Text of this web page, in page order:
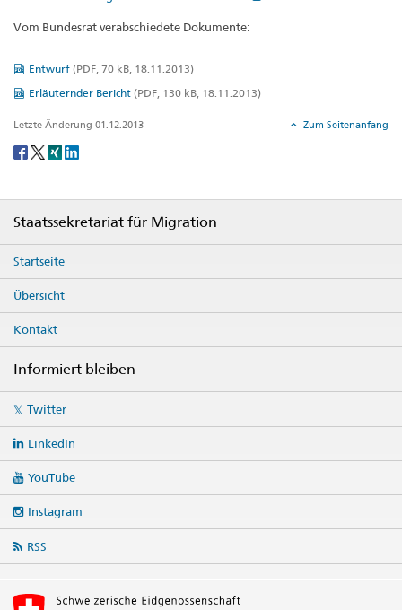
Vom Bundesrat verabschiedete Dokumente:
Entwurf (PDF, 70 kB, 18.11.2013)
Erläuternder Bericht (PDF, 130 kB, 18.11.2013)
Letzte Änderung 01.12.2013 Zum Seitenanfang
Social
Staatssekretariat für Migration
Startseite
Übersicht
Kontakt
Informiert bleiben
mediaTwitter
LinkedIn
YouTube
Instagram
RSS